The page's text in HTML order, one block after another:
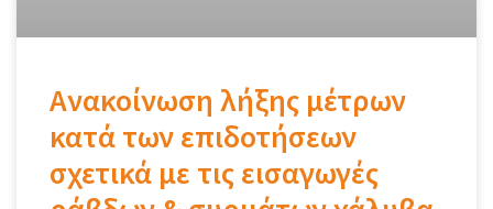
Ανακοίνωση λήξης μέτρων
κατά των επιδοτήσεων
σχετικά με τις εισαγωγές